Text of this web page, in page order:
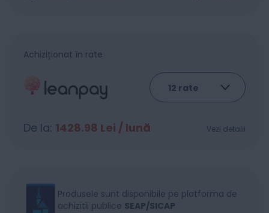
Achiziționat în rate
De la: 1428.98 Lei / lună Vezi detalii
Produsele sunt disponibile pe platforma de
achizitii publice SEAP/SICAP